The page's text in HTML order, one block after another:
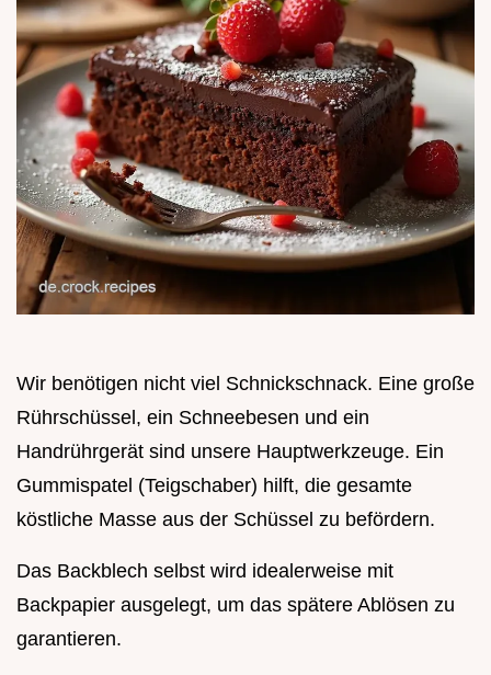
Wir benötigen nicht viel Schnickschnack. Eine große
Rührschüssel, ein Schneebesen und ein
Handrührgerät sind unsere Hauptwerkzeuge. Ein
Gummispatel (Teigschaber) hilft, die gesamte
köstliche Masse aus der Schüssel zu befördern.
Das Backblech selbst wird idealerweise mit
Backpapier ausgelegt, um das spätere Ablösen zu
garantieren.